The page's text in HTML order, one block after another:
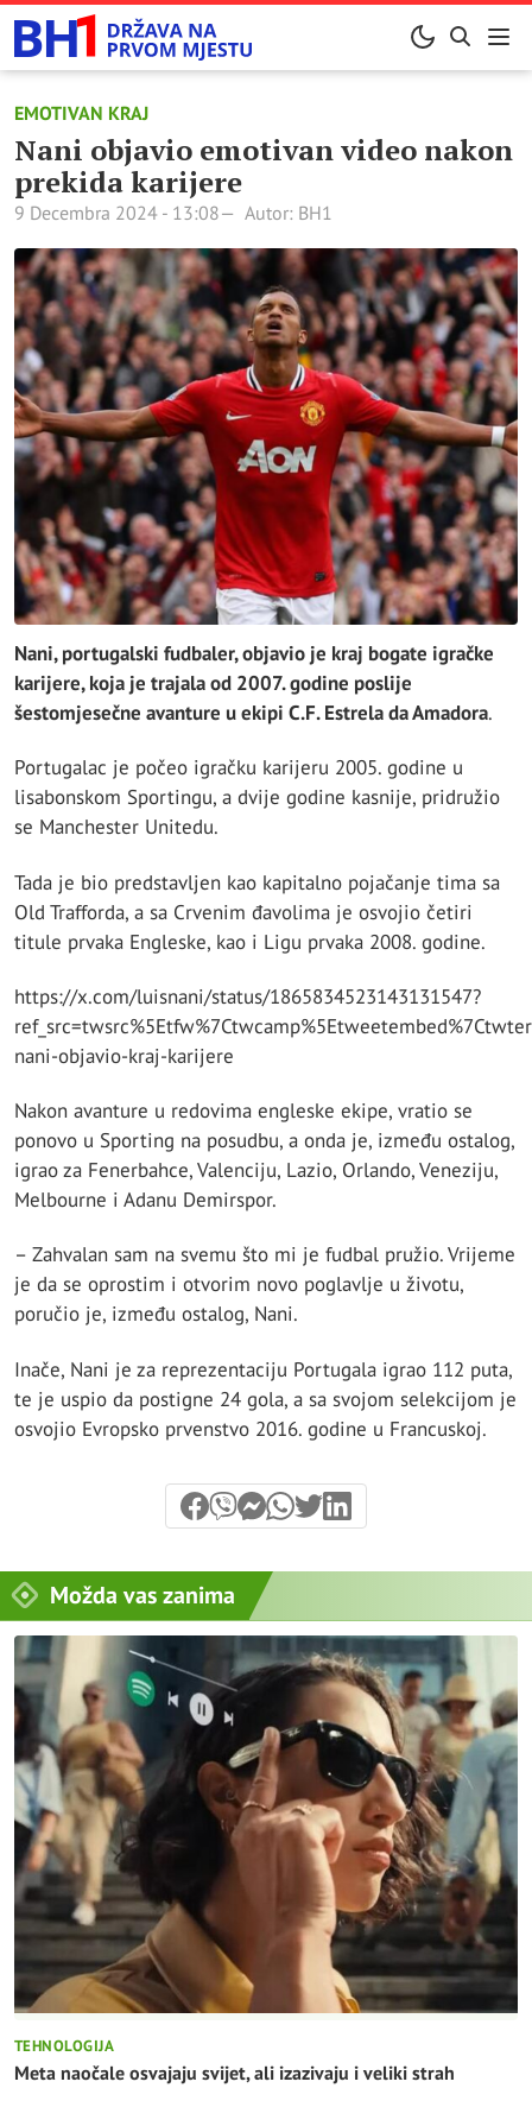
EMOTIVAN KRAJ
Nani objavio emotivan video nakon
prekida karijere
9 Decembra 2024 - 13:08 Autor: BH1
Nani, portugalski fudbaler, objavio je kraj bogate igračke
karijere, koja je trajala od 2007. godine poslije
šestomjesečne avanture u ekipi C.F. Estrela da Amadora.
Portugalac je počeo igračku karijeru 2005. godine u
lisabonskom Sportingu, a dvije godine kasnije, pridružio
se Manchester Unitedu.
Tada je bio predstavljen kao kapitalno pojačanje tima sa
Old Trafforda, a sa Crvenim đavolima je osvojio četiri
titule prvaka Engleske, kao i Ligu prvaka 2008. godine.
https://x.com/luisnani/status/1865834523143131547?
nani-objavio-kraj-karijere
Nakon avanture u redovima engleske ekipe, vratio se
ponovo u Sporting na posudbu, a onda je, između ostalog,
igrao za Fenerbahce, Valenciju, Lazio, Orlando, Veneziju,
Melbourne i Adanu Demirspor.
– Zahvalan sam na svemu što mi je fudbal pružio. Vrijeme
je da se oprostim i otvorim novo poglavlje u životu,
poručio je, između ostalog, Nani.
Inače, Nani je za reprezentaciju Portugala igrao 112 puta,
te je uspio da postigne 24 gola, a sa svojom selekcijom je
osvojio Evropsko prvenstvo 2016. godine u Francuskoj.
Možda vas zanima
TEHNOLOGIJA
Meta naočale osvajaju svijet, ali izazivaju i veliki strah